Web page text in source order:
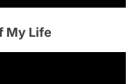
My Life